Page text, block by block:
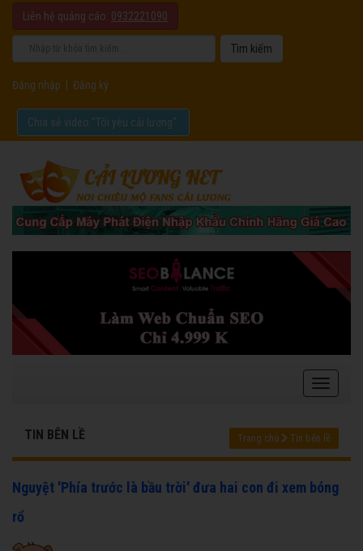
Liên hệ quảng cáo: 0932221090
Đăng nhập Đăng ký
Chia sẻ video "Tôi yêu cải lương".
TIN BÊN LỀ Trang chủ Tin bên lề
Nguyệt 'Phía trước là bầu trời' đưa hai con đi xem bóng
rổ